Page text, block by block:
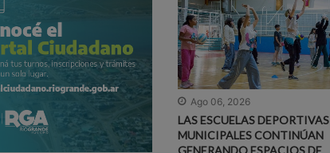
Ago 06, 2026
LAS ESCUELAS DEPORTIVAS
MUNICIPALES CONTINÚAN
GENERANDO ESPACIOS DE